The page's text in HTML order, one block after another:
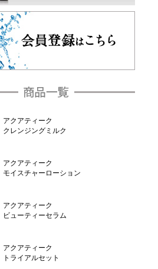
アクアティーク
クレンジングミルク
アクアティーク
モイスチャーローション
アクアティーク
ビューティーセラム
アクアティーク
トライアルセット